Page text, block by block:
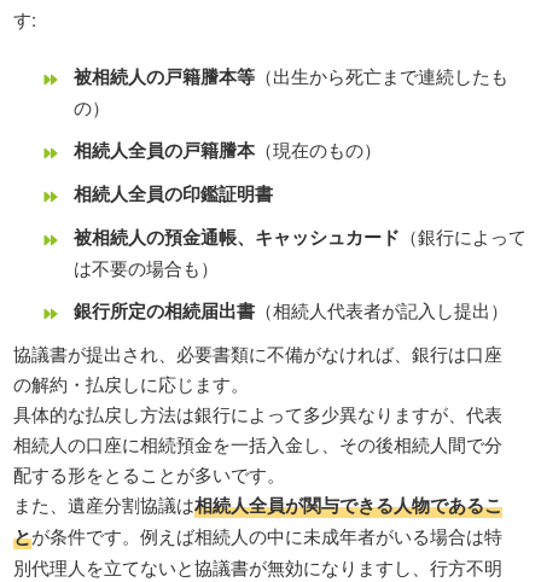
す:
被相続人の戸籍謄本等 （出生から死亡まで連続したも
の）
相続人全員の戸籍謄本（現在のもの）
相続人全員の印鑑証明書
被相続人の預金通帳、キャッシュカード （銀行によって
は不要の場合も）
銀行所定の相続届出書 （相続人代表者が記入し提出）
協議書が提出され、必要書類に不備がなければ、銀行は口座
の解約・払戻しに応じます。
具体的な払戻し方法は銀行によって多少異なりますが、代表
相続人の口座に相続預金を一括入金し、その後相続人間で分
配する形をとることが多いです。
また、遺産分割協議は相続人全員が関与できる人物であるこ
とが条件です。例えば相続人の中に未成年者がいる場合は特
別代理人を立てないと協議書が無効になりますし、行方不明